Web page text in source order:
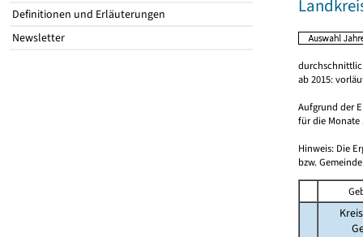
Definitionen und Erläuterungen
Newsletter
ab 2015:
Aufgrund der
für die Monate
Hinweis: Die
bzw.